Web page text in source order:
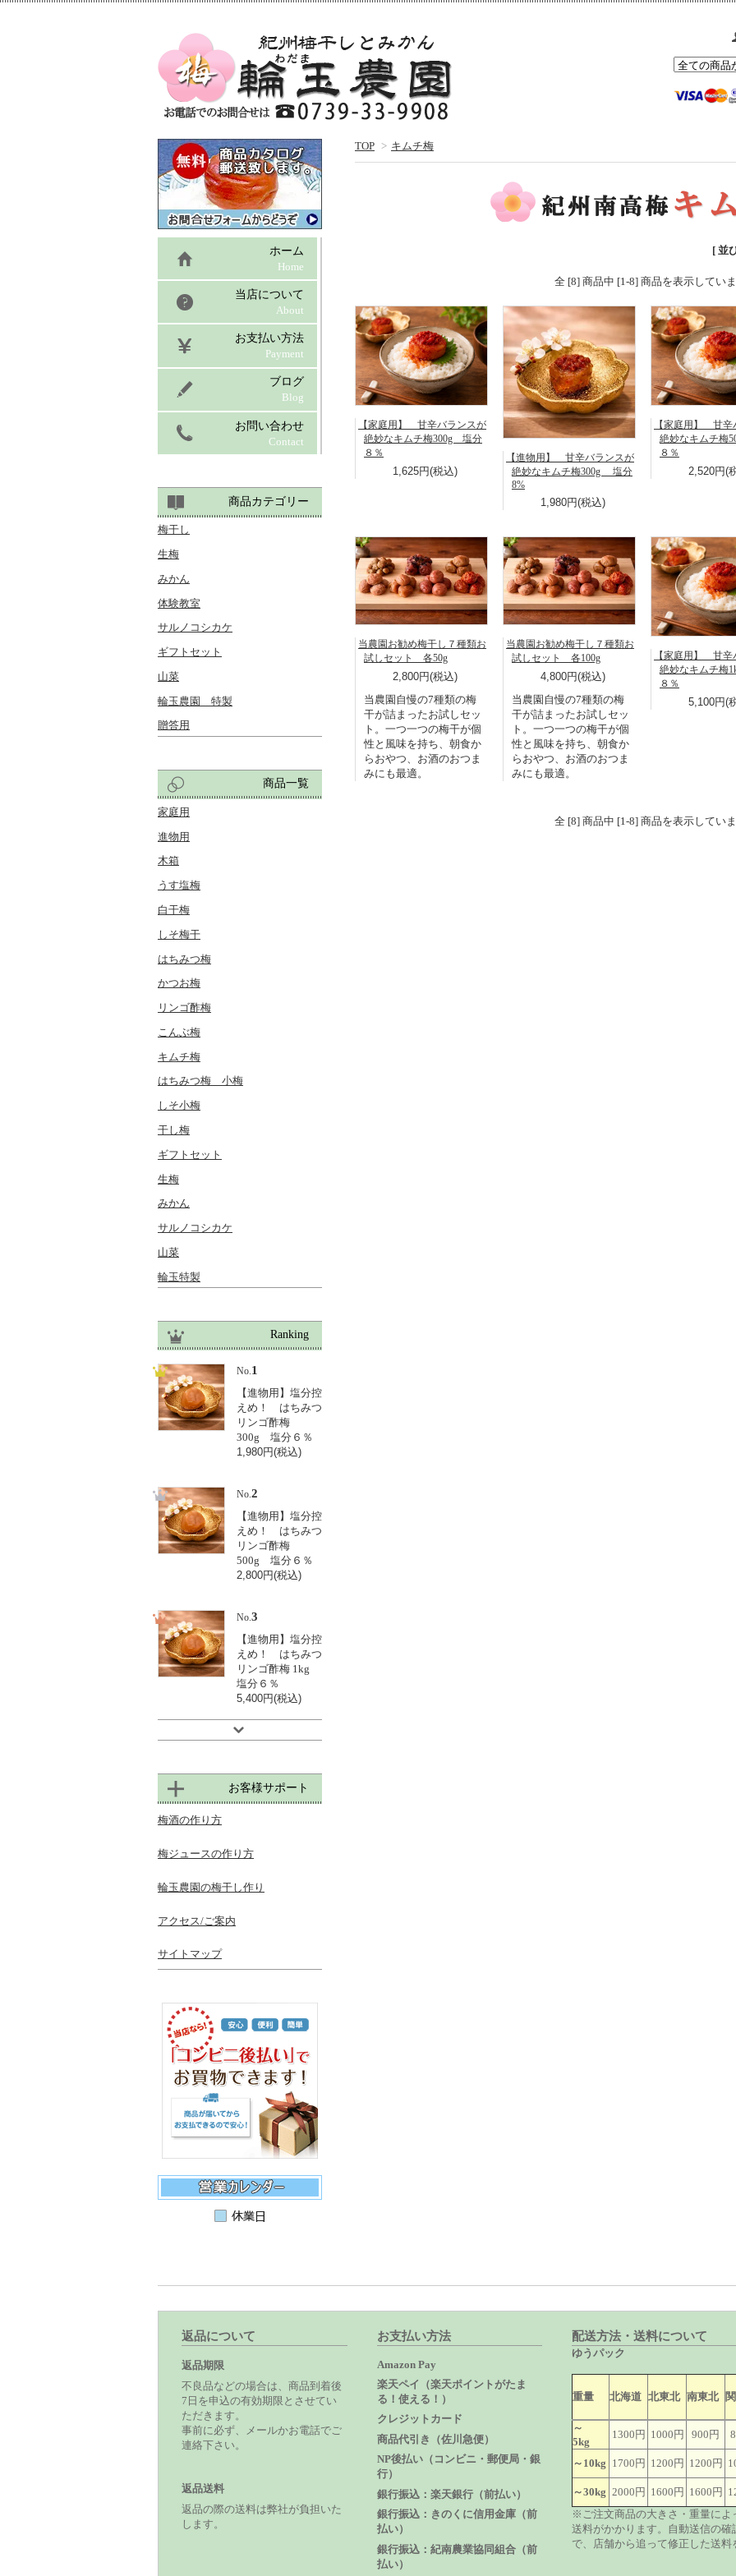
TOP > キムチ梅
[ 並
全 [8] 商品中 [1-8] 商品を表示してい
【家庭用】 甘辛バランスが
絶妙なキムチ梅300g 塩分
８％
1,625円(税込)
【進物用】 甘辛バランスが
絶妙なキムチ梅300g 塩分
8%
1,980円(税込)
【家庭用】 甘辛
絶妙なキムチ梅
８％
2,520円(
当農園お勧め梅干し７種類お
試しセット 各50g
2,800円(税込)
当農園自慢の7種類の梅
干が詰まったお試しセッ
ト。一つ一つの梅干が個
性と風味を持ち、朝食か
らおやつ、お酒のおつま
みにも最適。
当農園お勧め梅干し７種類お
試しセット 各100g
4,800円(税込)
当農園自慢の7種類の梅
干が詰まったお試しセッ
ト。一つ一つの梅干が個
性と風味を持ち、朝食か
らおやつ、お酒のおつま
みにも最適。
【家庭用】 甘辛
絶妙なキムチ梅
８％
5,100円(
全 [8] 商品中 [1-8] 商品を表示してい
ホーム
Home
当店について
About
お支払い方法
Payment
ブログ
Blog
お問い合わせ
Contact
商品カテゴリー
梅干し
生梅
みかん
体験教室
サルノコシカケ
ギフトセット
山菜
輪玉農園 特製
贈答用
商品一覧
家庭用
進物用
木箱
うす塩梅
白干梅
しそ梅干
はちみつ梅
かつお梅
リンゴ酢梅
こんぶ梅
キムチ梅
はちみつ梅 小梅
しそ小梅
干し梅
ギフトセット
生梅
みかん
サルノコシカケ
山菜
輪玉特製
Ranking
No.1
【進物用】塩分控
えめ！ はちみつ
リンゴ酢梅
300g 塩分６％
1,980円(税込)
No.2
【進物用】塩分控
えめ！ はちみつ
リンゴ酢梅
500g 塩分６％
2,800円(税込)
No.3
【進物用】塩分控
えめ！ はちみつ
リンゴ酢梅 1kg
塩分６％
5,400円(税込)
お客様サポート
梅酒の作り方
梅ジュースの作り方
輪玉農園の梅干し作り
アクセス/ご案内
サイトマップ
返品について
返品期限
不良品などの場合は、商品到着後
7日を申込の有効期限とさせてい
ただきます。
事前に必ず、メールかお電話でご
連絡下さい。
返品送料
返品の際の送料は弊社が負担いた
します。
お支払い方法
Amazon Pay
楽天ペイ（楽天ポイントがたま
る！使える！）
クレジットカード
商品代引き（佐川急便）
NP後払い（コンビニ・郵便局・銀
行）
銀行振込：楽天銀行（前払い）
銀行振込：きのくに信用金庫（前
払い）
銀行振込：紀南農業協同組合（前
払い）
配送方法・送料について
ゆうパック
重量 北海道 北東北 南東北
～
5kg
1300円 1000円 900円
～10kg 1700円 1200円 1200円
～30kg 2000円 1600円 1600円
※ご注文商品の大きさ・重量によ
送料がかかります。自動送信の
で、店舗から追って修正した送